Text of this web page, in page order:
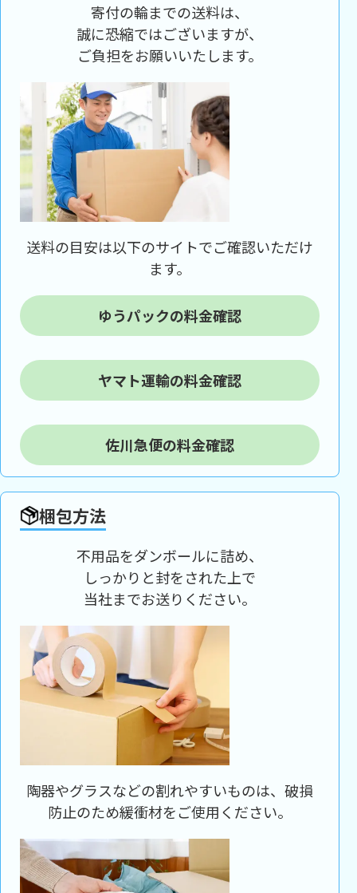
寄付の輪までの送料は、
誠に恐縮ではございますが、
ご負担をお願いいたします。
送料の目安は以下のサイトでご確認いただけ
ます。
ゆうパックの料金確認
ヤマト運輸の料金確認
佐川急便の料金確認
梱包方法
不用品をダンボールに詰め、
しっかりと封をされた上で
当社までお送りください。
陶器やグラスなどの割れやすいものは、破損
防止のため緩衝材をご使用ください。